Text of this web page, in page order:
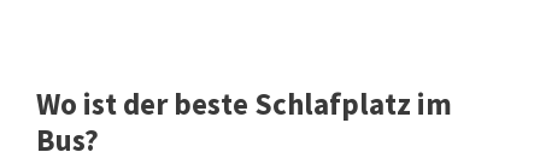
Wo ist der beste Schlafplatz im
Bus?